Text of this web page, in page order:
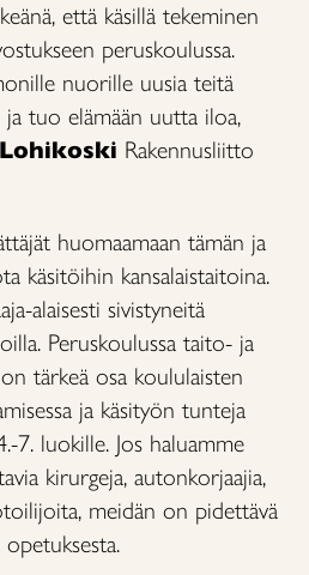
että käsillä tekeminen
peruskoulussa.
nuorille uusia teitä
tuo elämään uutta iloa,
Rakennusliitto
huomaamaan tämän ja
käsitöihin kansalaistaitoina.
alaisesti sivistyneitä
Peruskoulussa taito- ja
tärkeä osa koululaisten
ja käsityön tunteja
7. luokille. Jos haluamme
kirurgeja, autonkorjaajia,
meidän on pidettävä